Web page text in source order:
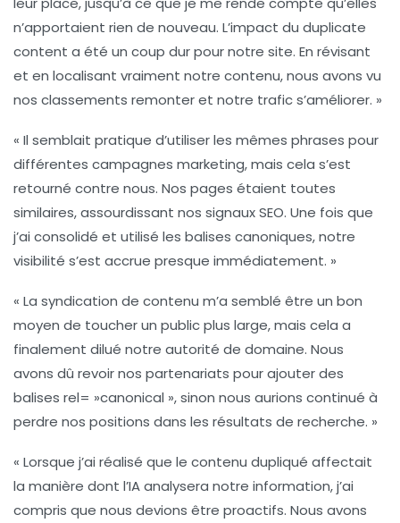
n’apportaient rien de nouveau. L’impact du duplicate
content a été un coup dur pour notre site. En révisant
et en localisant vraiment notre contenu, nous avons vu
nos classements remonter et notre trafic s’améliorer. »
« Il semblait pratique d’utiliser les mêmes phrases pour
différentes campagnes marketing, mais cela s’est
retourné contre nous. Nos pages étaient toutes
similaires, assourdissant nos signaux SEO. Une fois que
j’ai consolidé et utilisé les balises canoniques, notre
visibilité s’est accrue presque immédiatement. »
« La syndication de contenu m’a semblé être un bon
moyen de toucher un public plus large, mais cela a
finalement dilué notre autorité de domaine. Nous
avons dû revoir nos partenariats pour ajouter des
balises rel= »canonical », sinon nous aurions continué à
perdre nos positions dans les résultats de recherche. »
« Lorsque j’ai réalisé que le contenu dupliqué affectait
la manière dont l’IA analysera notre information, j’ai
compris que nous devions être proactifs. Nous avons